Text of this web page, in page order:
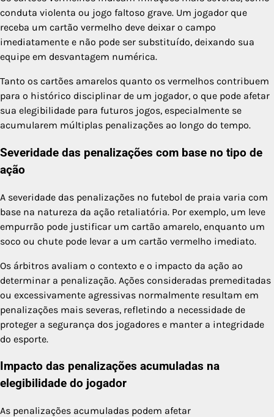
conduta violenta ou jogo faltoso grave. Um jogador que
receba um cartão vermelho deve deixar o campo
imediatamente e não pode ser substituído, deixando sua
equipe em desvantagem numérica.
Tanto os cartões amarelos quanto os vermelhos contribuem
para o histórico disciplinar de um jogador, o que pode afetar
sua elegibilidade para futuros jogos, especialmente se
acumularem múltiplas penalizações ao longo do tempo.
Severidade das penalizações com base no tipo de
ação
A severidade das penalizações no futebol de praia varia com
base na natureza da ação retaliatória. Por exemplo, um leve
empurrão pode justificar um cartão amarelo, enquanto um
soco ou chute pode levar a um cartão vermelho imediato.
Os árbitros avaliam o contexto e o impacto da ação ao
determinar a penalização. Ações consideradas premeditadas
ou excessivamente agressivas normalmente resultam em
penalizações mais severas, refletindo a necessidade de
proteger a segurança dos jogadores e manter a integridade
do esporte.
Impacto das penalizações acumuladas na
elegibilidade do jogador
As penalizações acumuladas podem afetar